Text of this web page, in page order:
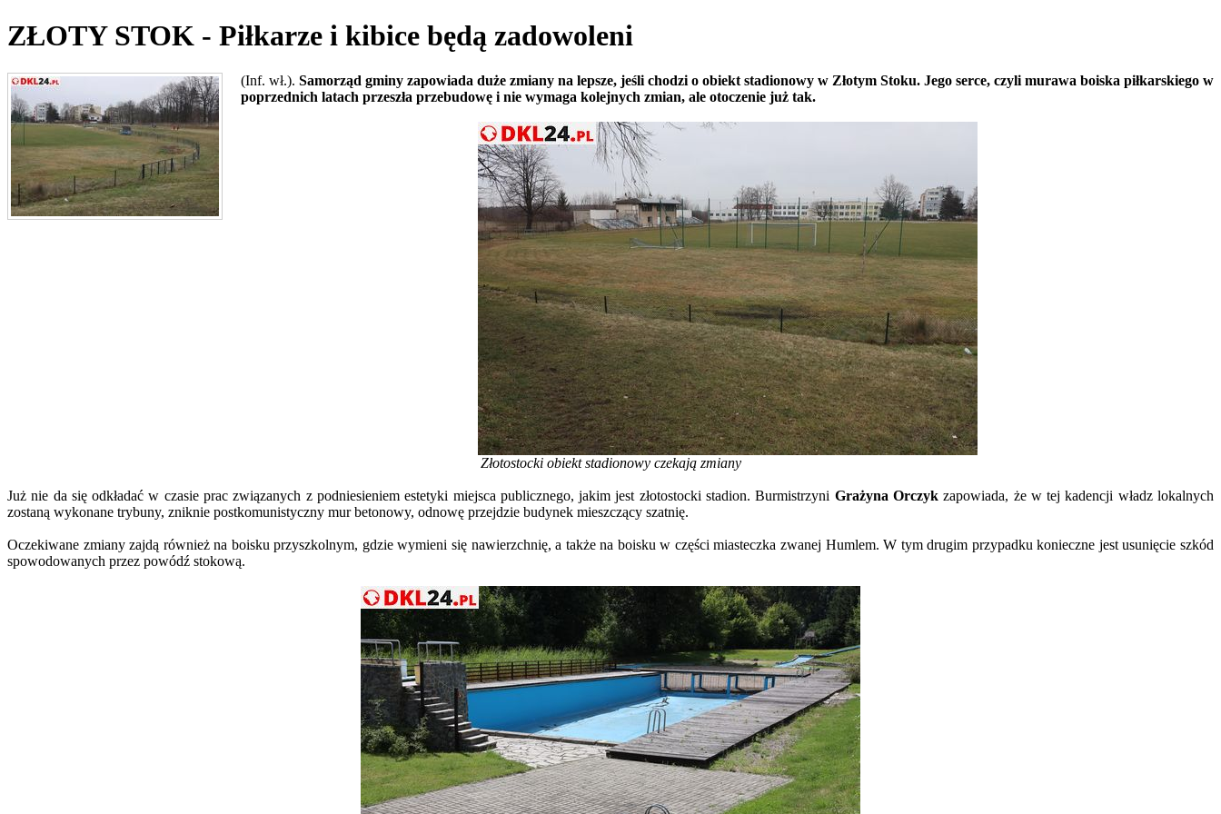
ZŁOTY STOK - Piłkarze i kibice będą zadowoleni
(Inf. wł.). Samorząd gminy zapowiada duże zmiany na lepsze, jeśli chodzi o obiekt stadionowy w Złotym Stoku. Jego serce, czyli murawa boiska piłkarskiego w
poprzednich latach przeszła przebudowę i nie wymaga kolejnych zmian, ale otoczenie już tak.
Złotostocki obiekt stadionowy czekają zmiany
Już nie da się odkładać w czasie prac związanych z podniesieniem estetyki miejsca publicznego, jakim jest złotostocki stadion. Burmistrzyni Grażyna Orczykzapowiada, że w tej kadencji władz lokalnych
zostaną wykonane trybuny, zniknie postkomunistyczny mur betonowy, odnowę przejdzie budynek mieszczący szatnię.
Oczekiwane zmiany zajdą również na boisku przyszkolnym, gdzie wymieni się nawierzchnię, a także na boisku w części miasteczka zwanej Humlem. W tym drugim przypadku konieczne jest usunięcie szkód
spowodowanych przez powódź stokową.